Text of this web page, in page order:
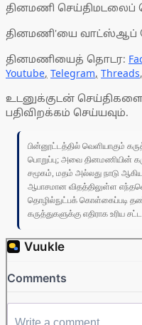
தினமணி செய்திமடலைப்
தினமணி'யை வாட்ஸ்ஆப்
தினமணியைத் தொடர:
Youtube, Telegram, Threads,
உடனுக்குடன்
பதிவிறக்கம் செய்யவும்.
பின்னூட்டத்தில் வெளியாகும்
பொறுப்பு; அவை தினமணியின்
சமூகம், மதம் அல்லது நாடு
ஆபாசமான விதத்திலுள்ள
தொழில்நுட்பக் கொள்கைப்படி
கருத்துகளுக்கு எதிராக உரிய